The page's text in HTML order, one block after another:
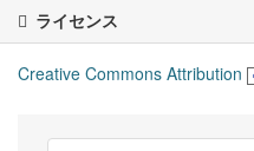
ライセンス
Creative Commons Attribution